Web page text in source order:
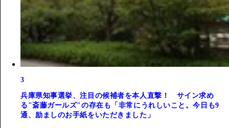
3
兵庫県知事選挙、注目の候補者を本人直撃！ サイン求め
る"斎藤ガールズ"の存在も「非常にうれしいこと。今日も9
通、励ましのお手紙をいただきました」